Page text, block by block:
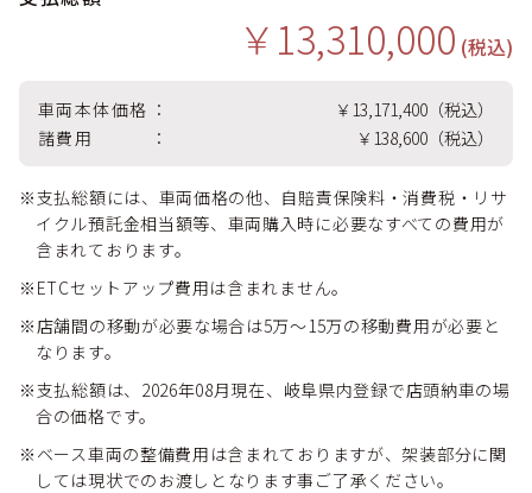
￥13,310,000 (税込)
車両本体価格
￥13,171,400（税込）
諸費用
￥138,600（税込）
※支払総額には、車両価格の他、自賠責保険料・消費税・リサ
イクル預託金相当額等、車両購入時に必要なすべての費用が
含まれております。
※ETCセットアップ費用は含まれません。
※店舗間の移動が必要な場合は5万〜15万の移動費用が必要と
なります。
※支払総額は、2026年08月現在、岐阜県内登録で店頭納車の場
合の価格です。
※ベース車両の整備費用は含まれておりますが、架装部分に関
しては現状でのお渡しとなります事ご了承ください。